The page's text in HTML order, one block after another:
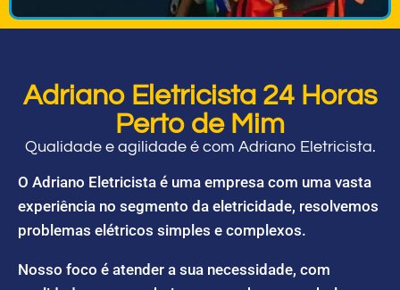
Adriano Eletricista 24 Horas
Perto de Mim
Qualidade e agilidade é com Adriano Eletricista.
O Adriano Eletricista é uma empresa com uma vasta
experiência no segmento da eletricidade, resolvemos
problemas elétricos simples e complexos.
Nosso foco é atender a sua necessidade, com